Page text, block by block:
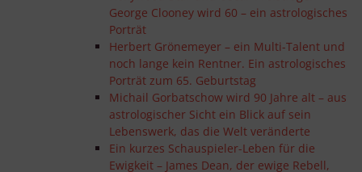
George Clooney wird 60 – ein astrologisches
Porträt
Herbert Grönemeyer – ein Multi-Talent und
noch lange kein Rentner. Ein astrologisches
Porträt zum 65. Geburtstag
Michail Gorbatschow wird 90 Jahre alt – aus
astrologischer Sicht ein Blick auf sein
Lebenswerk, das die Welt veränderte
Ein kurzes Schauspieler-Leben für die
Ewigkeit – James Dean, der ewige Rebell,